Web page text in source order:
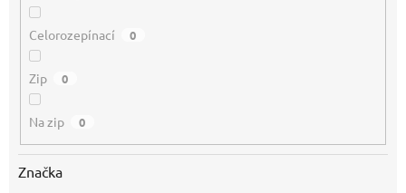
Celorozepínací 0
Zip 0
Na zip 0
Značka